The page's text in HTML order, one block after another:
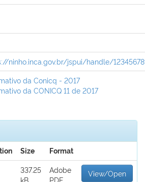
ninho.inca.gov.br/jspui/handle/
da Conicq - 2017
da CONICQ 11 de 2017
Size Format
337.25
kB
Adobe
PDF
View/Open